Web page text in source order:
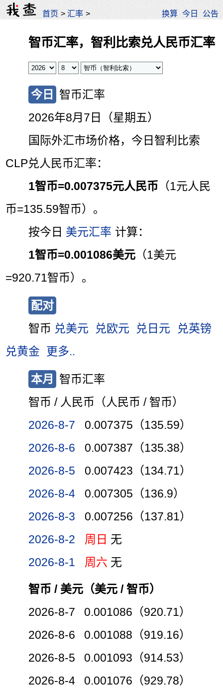
首页 >汇率 > 换算 今日 公告
智币汇率，智利比索兑人民币汇率
今日
智币汇率
2026年8月7日（星期五）
国际外汇市场价格，今日智利比索
CLP兑人民币汇率：
1智币=0.007375元人民币 （1元人民
币=135.59智币）。
按今日 美元汇率 计算：
1智币=0.001086美元 （1美元
=920.71智币）。
配对
智币 兑美元 兑欧元 兑日元
兑英镑
兑黄金 更多..
本月
智币汇率
智币 / 人民币（人民币 / 智币）
2026-8-7
0.007375（135.59）
2026-8-6
0.007387（135.38）
2026-8-5
0.007423（134.71）
2026-8-4
0.007305（136.9）
2026-8-3
0.007256（137.81）
2026-8-2
周日 无
2026-8-1
周六 无
智币 / 美元（美元 / 智币）
2026-8-7 0.001086（920.71）
2026-8-6 0.001088（919.16）
2026-8-5 0.001093（914.53）
2026-8-4 0.001076（929.78）